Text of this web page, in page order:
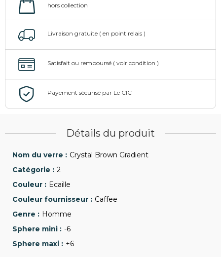
Détails du produit
Crystal Brown Gradient
2
Ecaille
Caffee
Homme
-6
+6